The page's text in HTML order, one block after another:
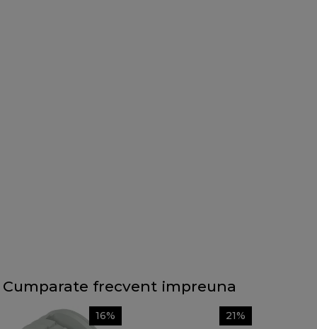
Cumparate frecvent impreuna
16% 21%